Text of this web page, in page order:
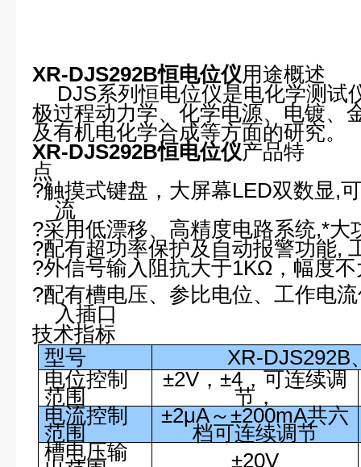
XR-DJS292B恒电位仪用途概述
DJS系列恒电位仪是电化学测试
极过程动力学、化学电源、电镀、
及有机电化学合成等方面的研究。
XR-DJS292B恒电位仪产品特
点
?触摸式键盘 ，大屏幕LED双数显,
流
?采用低漂移、高精度电路系统,*大
?配有超功率保护及自动报警功能,
?外信号输入阻抗大于1KΩ ，幅度
?配有槽电压、参比电位、工作电
入插口
技术指标
型号
XR-DJS292B
电位控制
范围
±2V，±4，可连续调
节，
电流控制
范围
±2μA～±200mA共六
档可连续调节
槽电压输
±20V